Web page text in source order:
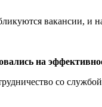
вакансии, и
на
со